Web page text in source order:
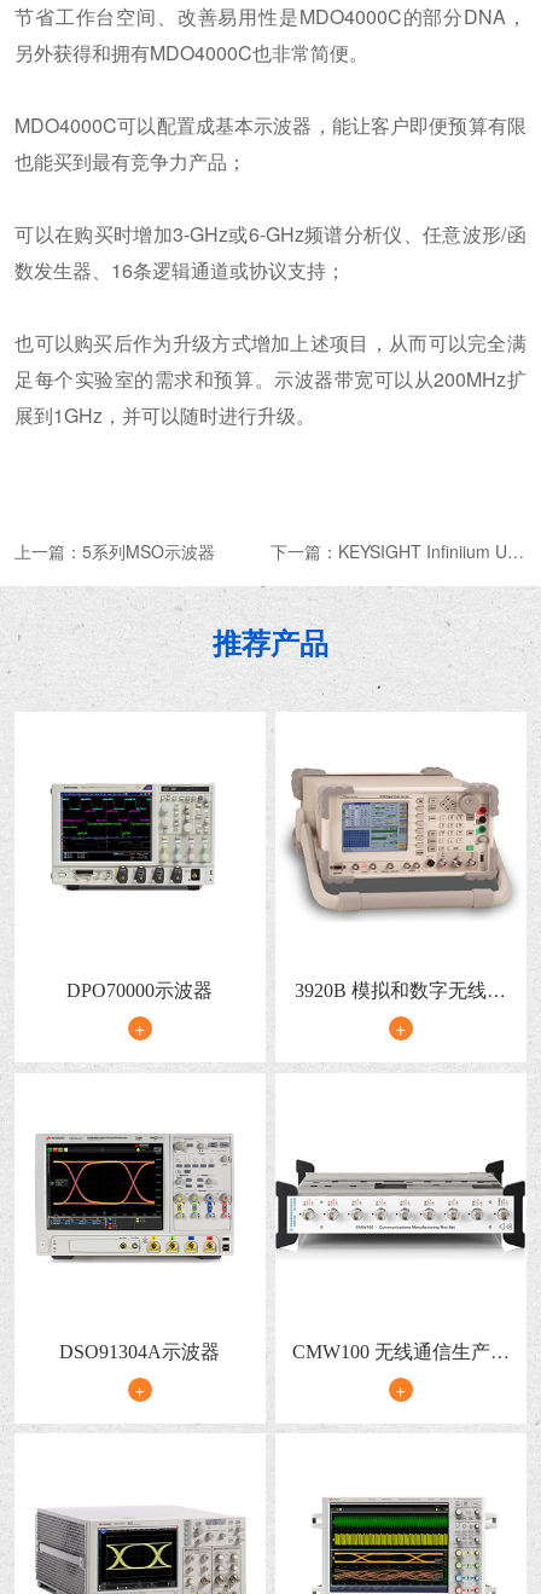
节省工作台空间、改善易用性是MDO4000C的部分DNA，
另外获得和拥有MDO4000C也非常简便。
MDO4000C可以配置成基本示波器，能让客户即便预算有限
也能买到最有竞争力产品；
可以在购买时增加3-GHz或6-GHz频谱分析仪、任意波形/函
数发生器、16条逻辑通道或协议支持；
也可以购买后作为升级方式增加上述项目，从而可以完全满
足每个实验室的需求和预算。示波器带宽可以从200MHz扩
展到1GHz，并可以随时进行升级。
上一篇：5系列MSO示波器 下一篇： KEYSIGHT Infiniium UXR 系列实时示波器
推荐产品
DPO70000示波器
+
3920B 模拟和数字无线电
测试平台
+
DSO91304A示波器
+
CMW100 无线通信生产测
试仪
+